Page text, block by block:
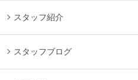
スタッフ紹介
スタッフブログ